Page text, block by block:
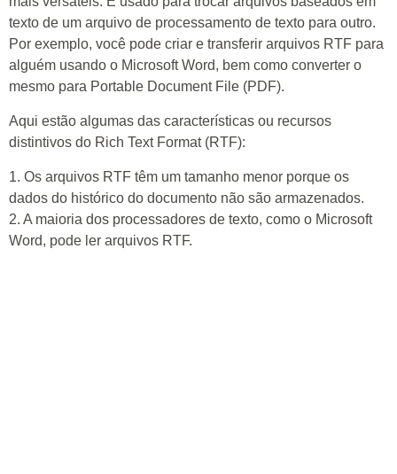
texto de um arquivo de processamento de texto para outro.
Por exemplo, você pode criar e transferir arquivos RTF para
alguém usando o Microsoft Word, bem como converter o
mesmo para Portable Document File (PDF).
Aqui estão algumas das características ou recursos
distintivos do Rich Text Format (RTF):
1. Os arquivos RTF têm um tamanho menor porque os
dados do histórico do documento não são armazenados.
2. A maioria dos processadores de texto, como o Microsoft
Word, pode ler arquivos RTF.